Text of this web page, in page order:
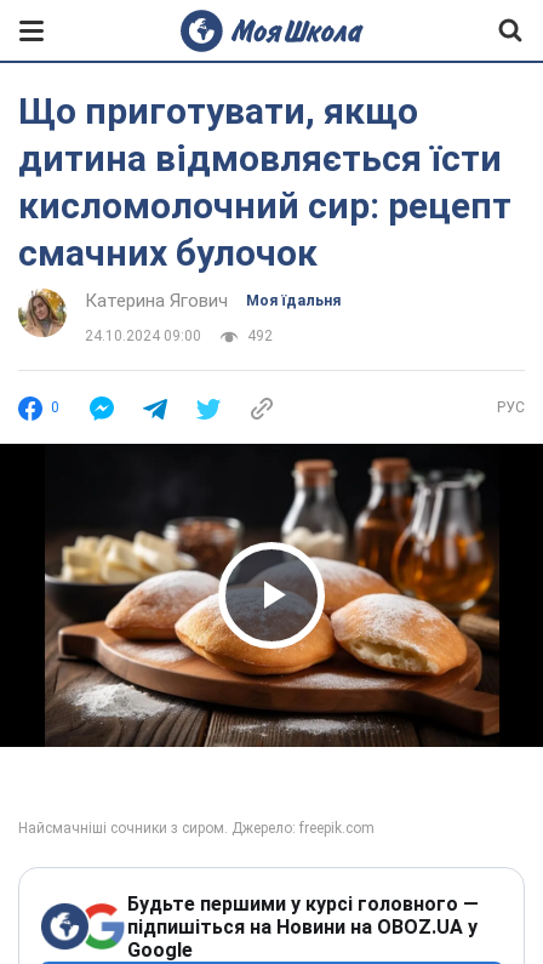
Що приготувати, якщо
дитина відмовляється їсти
кисломолочний сир: рецепт
смачних булочок
Катерина Ягович Моя їдальня
24.10.2024 09:00 492
0 РУС
Play Video
Будьте першими у курсі головного —
підпишіться на Новини на OBOZ.UA у
Google